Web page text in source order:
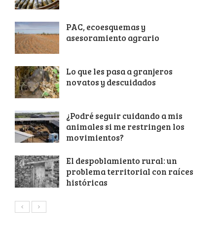
PAC, ecoesquemas y
asesoramiento agrario
Lo que les pasa a granjeros
novatos y descuidados
¿Podré seguir cuidando a mis
animales si me restringen los
movimientos?
El despoblamiento rural: un
problema territorial con raíces
históricas